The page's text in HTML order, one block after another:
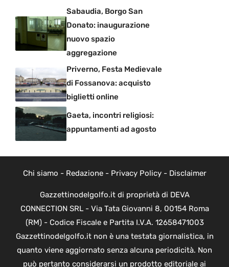
Sabaudia, Borgo San
Donato: inaugurazione
nuovo spazio
aggregazione
Priverno, Festa Medievale
di Fossanova: acquisto
biglietti online
Gaeta, incontri religiosi:
appuntamenti ad agosto
Chi siamo - Redazione- Privacy Policy- Disclaimer
Gazzettinodelgolfo.it di proprietà di DEVA
CONNECTION SRL - Via Tata Giovanni 8, 00154 Roma
(RM) - Codice Fiscale e Partita I.V.A. 12658471003
Gazzettinodelgolfo.it non è una testata giornalistica, in
quanto viene aggiornato senza alcuna periodicità. Non
può pertanto considerarsi un prodotto editoriale ai